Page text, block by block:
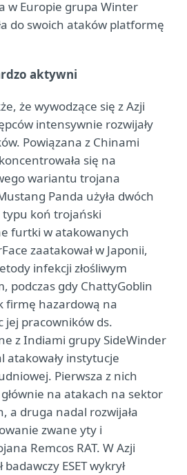
w Europie grupa Winter
do swoich ataków platformę
aktywni
że wywodzące się z Azji
intensywnie rozwijały
Powiązana z Chinami
się na
wariantu trojana
Panda użyła dwóch
koń trojański
furtki w atakowanych
zaatakował w Japonii,
infekcji złośliwym
podczas gdy ChattyGoblin
firmę hazardową na
jej pracowników ds.
z Indiami grupy SideWinder
atakowały instytucje
Pierwsza z nich
na atakach na sektor
a druga nadal rozwijała
zwane yty i
Remcos RAT. W Azji
badawczy ESET wykrył